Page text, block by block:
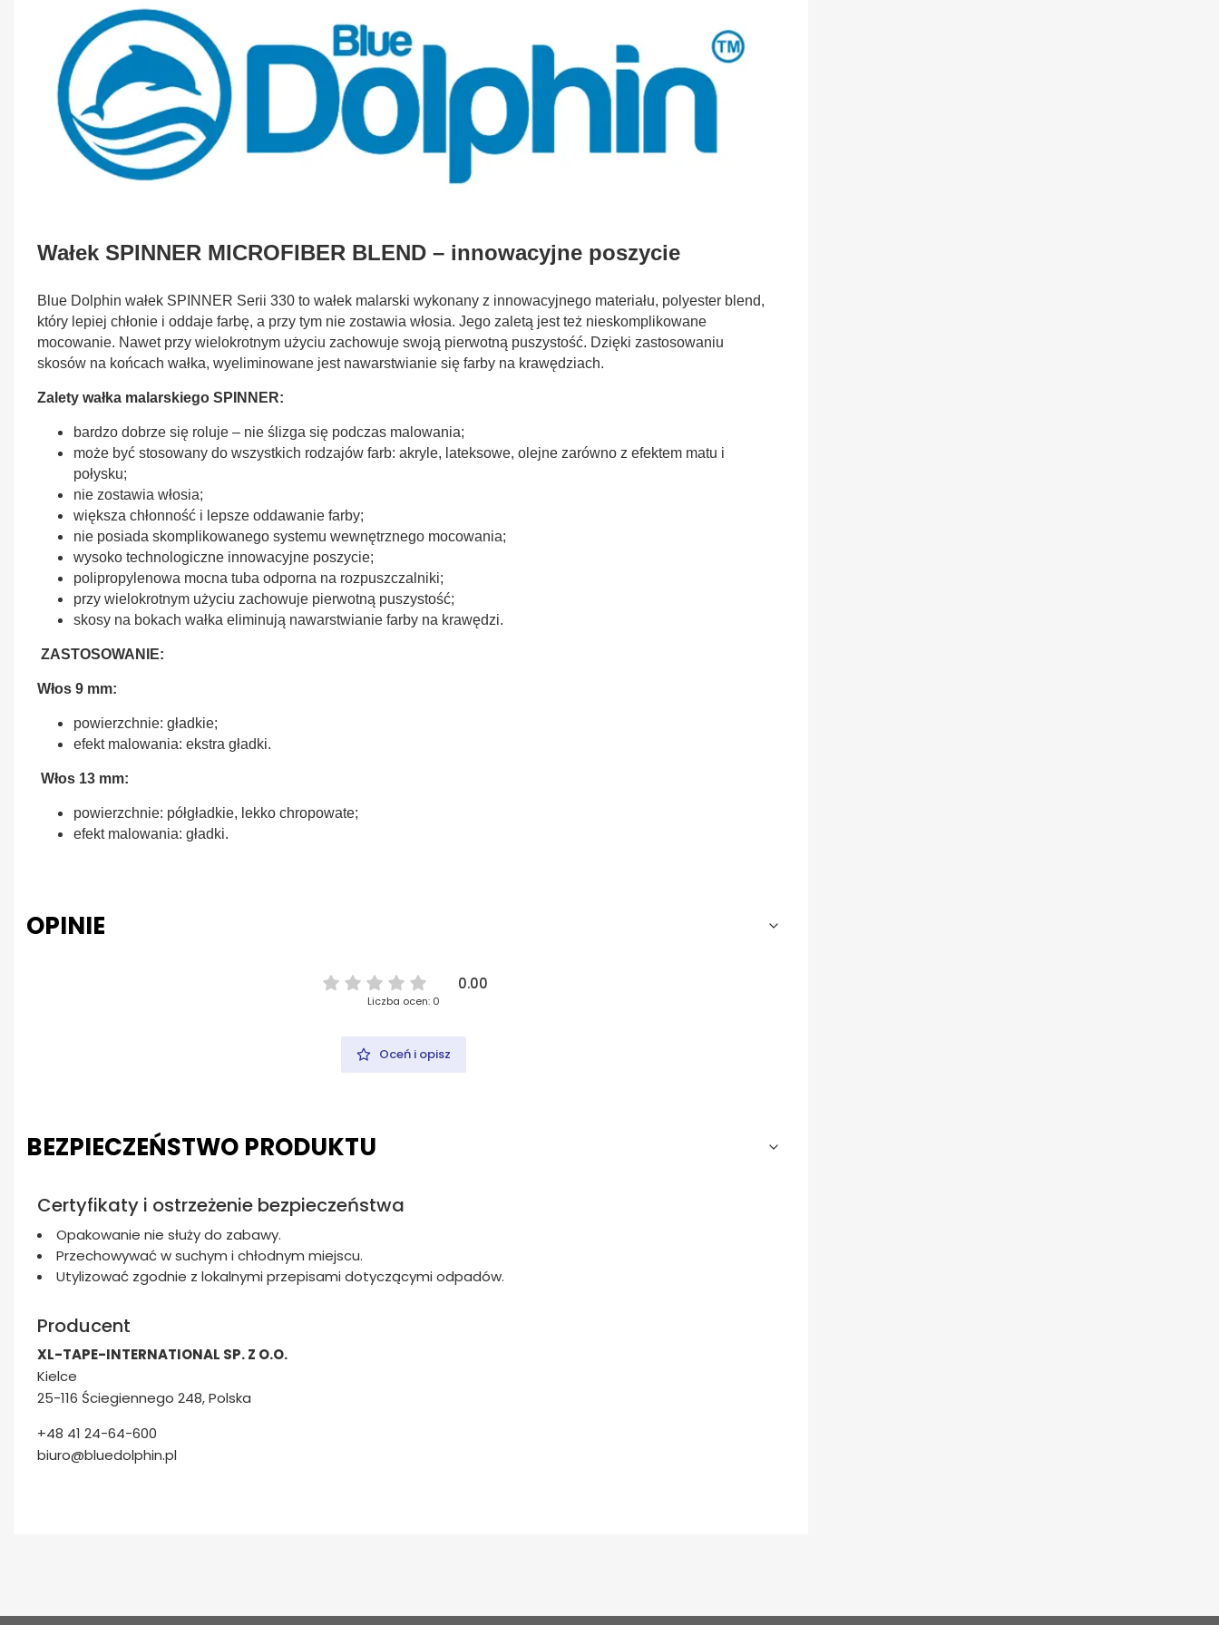
Wałek SPINNER MICROFIBER BLEND – innowacyjne poszycie
Blue Dolphin wałek SPINNER Serii 330 to wałek malarski wykonany z innowacyjnego materiału, polyester blend,
który lepiej chłonie i oddaje farbę, a przy tym nie zostawia włosia. Jego zaletą jest też nieskomplikowane
mocowanie. Nawet przy wielokrotnym użyciu zachowuje swoją pierwotną puszystość. Dzięki zastosowaniu
skosów na końcach wałka, wyeliminowane jest nawarstwianie się farby na krawędziach.
Zalety wałka malarskiego SPINNER:
bardzo dobrze się roluje – nie ślizga się podczas malowania;
może być stosowany do wszystkich rodzajów farb: akryle, lateksowe, olejne zarówno z efektem matu i
połysku;
nie zostawia włosia;
większa chłonność i lepsze oddawanie farby;
nie posiada skomplikowanego systemu wewnętrznego mocowania;
wysoko technologiczne innowacyjne poszycie;
polipropylenowa mocna tuba odporna na rozpuszczalniki;
przy wielokrotnym użyciu zachowuje pierwotną puszystość;
skosy na bokach wałka eliminują nawarstwianie farby na krawędzi.
ZASTOSOWANIE:
Włos 9 mm:
powierzchnie: gładkie;
efekt malowania: ekstra gładki.
Włos 13 mm:
powierzchnie: półgładkie, lekko chropowate;
efekt malowania: gładki.
OPINIE
0.00
Liczba ocen: 0
Oceń i opisz
BEZPIECZEŃSTWO PRODUKTU
Certyfikaty i ostrzeżenie bezpieczeństwa
Opakowanie nie służy do zabawy.
Przechowywać w suchym i chłodnym miejscu.
Utylizować zgodnie z lokalnymi przepisami dotyczącymi odpadów.
Producent
XL-TAPE-INTERNATIONAL SP. Z O.O.
Kielce
25-116 Ściegiennego 248, Polska
+48 41 24-64-600
biuro@bluedolphin.pl